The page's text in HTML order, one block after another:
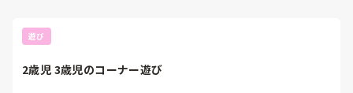
遊び
2歳児 3歳児のコーナー遊び